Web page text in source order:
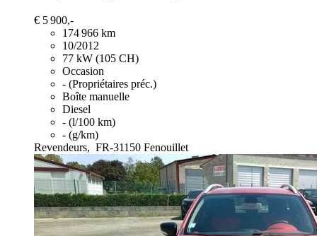
€ 5 900,-
174 966 km
10/2012
77 kW (105 CH)
Occasion
- (Propriétaires préc.)
Boîte manuelle
Diesel
- (l/100 km)
- (g/km)
Revendeurs, FR-31150 Fenouillet